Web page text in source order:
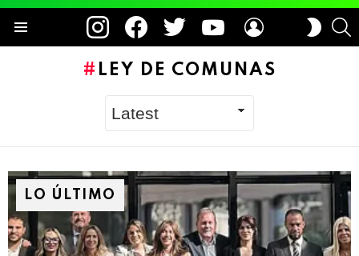
instagramfacebooktwitter youtube
SKIN
LEY DE COMUNAS
LO ÚLTIMO